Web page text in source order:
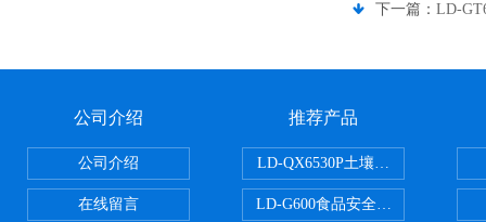
下一篇： LD-
公司介绍
公司介绍
在线留言
推荐产品
LD-QX6530P土壤氧化还原电位检
LD-G600食品安全检测仪